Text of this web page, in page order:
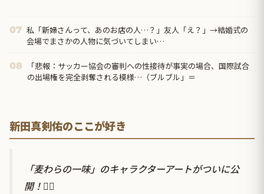
07 私「新婦さんって、あのお店の人…？」友人「え？」→結婚式の
会場でまさかの人物に気づいてしまい…
08
「悲報：サッカー協会の審判への性接待が事実の場合、国際試合
の出場権を完全剥奪される模様…（ブルブル」＝
新田真剣佑のここが好き
「麦わらの一味」のキャラクターアートがついに公
開！🏴‍☠️